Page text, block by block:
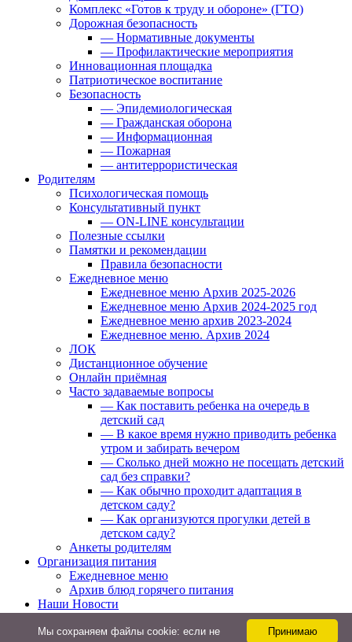
Комплекс «Готов к труду и обороне» (ГТО)
Дорожная безопасность
— Нормативные документы
— Профилактические мероприятия
Инновационная площадка
Патриотическое воспитание
Безопасность
— Эпидемиологическая
— Гражданская оборона
— Информационная
— Пожарная
— антитеррористическая
Родителям
Психологическая помощь
Консультативный пункт
— ON-LINE консультации
Полезные ссылки
Памятки и рекомендации
Правила безопасности
Ежедневное меню
Ежедневное меню Архив 2025-2026
Ежедневное меню Архив 2024-2025 год
Ежедневное меню архив 2023-2024
Ежедневное меню. Архив 2024
ЛОК
Дистанционное обучение
Онлайн приёмная
Часто задаваемые вопросы
— Как поставить ребенка на очередь в
детский сад
— В какое время нужно приводить ребенка
утром и забирать вечером
— Сколько дней можно не посещать детский
сад без справки?
— Как обычно проходит адаптация в
детском саду?
— Как организуются прогулки детей в
детском саду?
Анкеты родителям
Организация питания
Ежедневное меню
Архив блюд горячего питания
Наши Новости
Юный мастер
Принимаю
Мы cохраняем файлы cookie: если не